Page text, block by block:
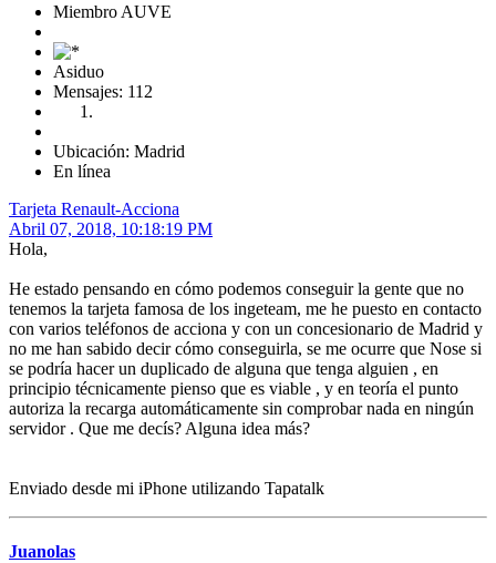
Miembro AUVE
Asiduo
Mensajes: 112
Ubicación: Madrid
En línea
Tarjeta Renault-Acciona
Abril 07, 2018, 10:18:19 PM
Hola,
He estado pensando en cómo podemos conseguir la gente que no
tenemos la tarjeta famosa de los ingeteam, me he puesto en contacto
con varios teléfonos de acciona y con un concesionario de Madrid y
no me han sabido decir cómo conseguirla, se me ocurre que Nose si
se podría hacer un duplicado de alguna que tenga alguien , en
principio técnicamente pienso que es viable , y en teoría el punto
autoriza la recarga automáticamente sin comprobar nada en ningún
servidor . Que me decís? Alguna idea más?
Enviado desde mi iPhone utilizando Tapatalk
Juanolas